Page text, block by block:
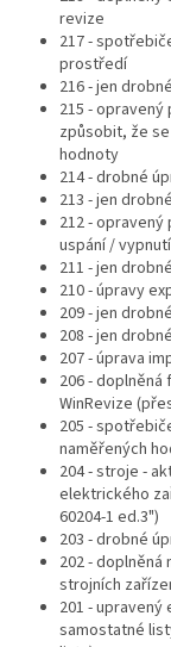
revize
217 -
prostředí
216 - jen
215 -
způsobit, že
hodnoty
214 - drobné
213 - jen
212 -
uspání /
211 - jen
210 - úpravy
209 - jen
208 - jen
207 - úprava
206 -
WinRevize
205 -
naměřených
204 - stroje -
elektrického
60204-1 ed.3")
203 - drobné
202 - doplněná
strojních
201 -
samostatné